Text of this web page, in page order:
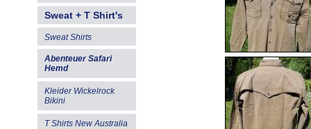
Sweat + T Shirt's
Sweat Shirts
Abenteuer Safari
Hemd
Kleider Wickelrock
Bikini
T Shirts New Australia